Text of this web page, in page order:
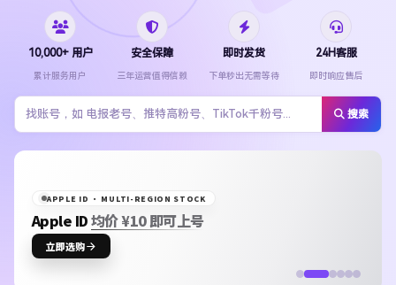
10,000+ 用户
累计服务用户
安全保障
三年运营值得信赖
即时发货
下单秒出无需等待
24H客服
即时响应售后
搜索
X PREMIUM · SELF-SERVICE TOP-UP
X / Twitter 会员24H 自助代充
立即自助代充